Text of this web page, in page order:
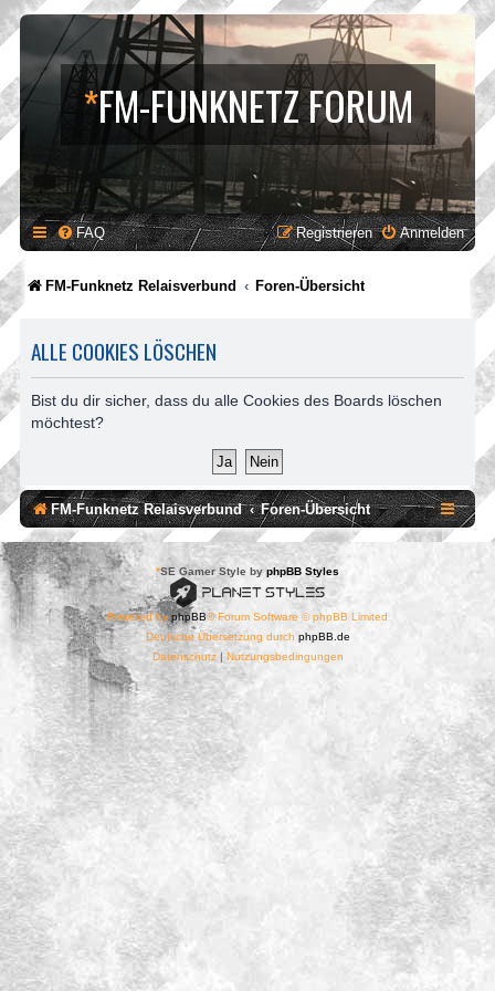
*FM-FUNKNETZ FORUM
FAQ Anmelden
Registrieren
FM-Funknetz Relaisverbund Foren-Übersicht
ALLE COOKIES LÖSCHEN
Bist du dir sicher, dass du alle Cookies des Boards löschen
möchtest?
FM-Funknetz Relaisverbund Foren-Übersicht
*SE Gamer Style by phpBB Styles
Powered byphpBB® Forum Software © phpBB Limited
Deutsche Übersetzung durch phpBB.de
Datenschutz| Nutzungsbedingungen